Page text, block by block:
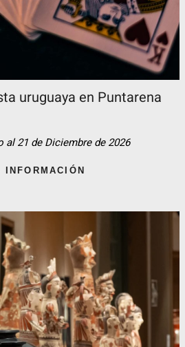
uruguaya en Puntarena
al 21 de Diciembre de 2026
INFORMACIÓN